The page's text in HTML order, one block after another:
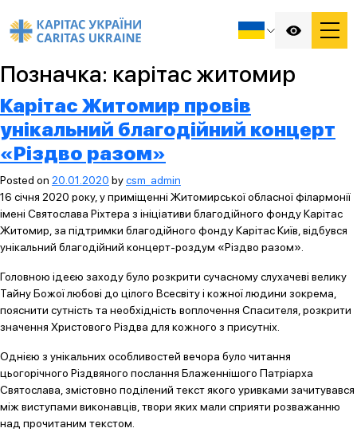
Позначка: карітас житомир
Карітас Житомир провів
унікальний благодійний концерт
«Різдво разом»
Posted on 20.01.2020 bycsm_admin
16 січня 2020 року, у приміщенні Житомирської обласної філармонії
імені Святослава Ріхтера з ініціативи благодійного фонду Карітас
Житомир, за підтримки благодійного фонду Карітас Київ, відбувся
унікальний благодійний концерт-роздум «Різдво разом».
Головною ідеєю заходу було розкрити сучасному слухачеві велику
Тайну Божої любові до цілого Всесвіту і кожної людини зокрема,
пояснити сутність та необхідність воплочення Спасителя, розкрити
значення Христового Різдва для кожного з присутніх.
Однією з унікальних особливостей вечора було читання
цьогорічного Різдвяного послання Блаженнішого Патріарха
Святослава, змістовно поділений текст якого уривками зачитувався
між виступами виконавців, твори яких мали сприяти розважанню
над прочитаним текстом.